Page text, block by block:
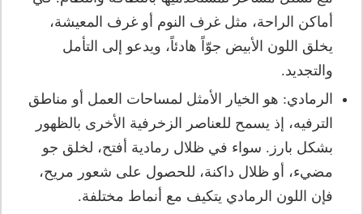
أماكن الراحة، مثل غرف النوم أو غرف المعيشة،
يخلق اللون الأبيض جوّاً هادئاً، ويدعو إلى التأمل
والتجديد.
الرمادي: هو الخيار الأمثل لمساحات العمل أو مناطق
الترفيه، إذ يسمح للعناصر الزخرفية الأخرى بالظهور
بشكل بارز. سواء في ظلال رمادية أفتح، لخلق جو
مضيء، أو ظلال داكنة، للحصول على شعور مريح،
فإن اللون الرمادي يتكيف مع أنماط مختلفة.